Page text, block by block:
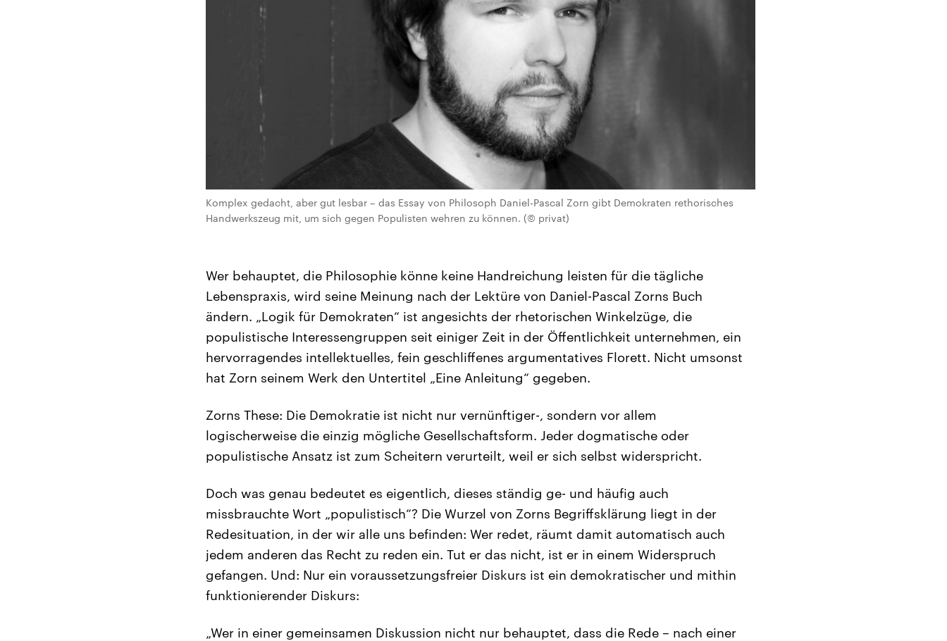
Komplex gedacht, aber gut lesbar – das Essay von Philosoph Daniel-Pascal Zorn gibt Demokraten rethorisches
Handwerkszeug mit, um sich gegen Populisten wehren zu können. (© privat)
Wer behauptet, die Philosophie könne keine Handreichung leisten für die tägliche
Lebenspraxis, wird seine Meinung nach der Lektüre von Daniel-Pascal Zorns Buch
ändern. „Logik für Demokraten“ ist angesichts der rhetorischen Winkelzüge, die
populistische Interessengruppen seit einiger Zeit in der Öffentlichkeit unternehmen, ein
hervorragendes intellektuelles, fein geschliffenes argumentatives Florett. Nicht umsonst
hat Zorn seinem Werk den Untertitel „Eine Anleitung“ gegeben.
Zorns These: Die Demokratie ist nicht nur vernünftiger-, sondern vor allem
logischerweise die einzig mögliche Gesellschaftsform. Jeder dogmatische oder
populistische Ansatz ist zum Scheitern verurteilt, weil er sich selbst widerspricht.
Doch was genau bedeutet es eigentlich, dieses ständig ge- und häufig auch
missbrauchte Wort „populistisch“? Die Wurzel von Zorns Begriffsklärung liegt in der
Redesituation, in der wir alle uns befinden: Wer redet, räumt damit automatisch auch
jedem anderen das Recht zu reden ein. Tut er das nicht, ist er in einem Widerspruch
gefangen. Und: Nur ein voraussetzungsfreier Diskurs ist ein demokratischer und mithin
funktionierender Diskurs:
„Wer in einer gemeinsamen Diskussion nicht nur behauptet, dass die Rede – nach einer